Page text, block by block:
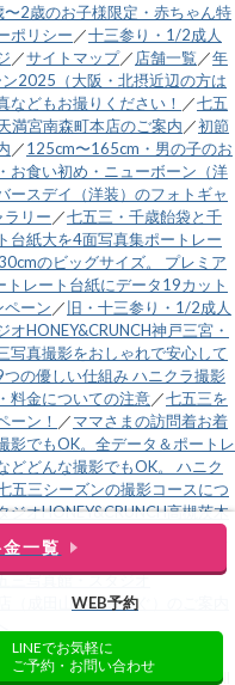
一覧
WEB予約
LINEでお気軽に
ご予約・お問い合わせ
〜2歳のお子様限定・赤ちゃん特
ポリシー ／十三参り・1/2成人
／サイトマップ／ 店舗一覧 ／年
2025（大阪・北摂近辺の方は
などもお撮りください！ ／七五
満宮南森町本店のご案内 ／初節
／125cm〜165cm・男の子のお
お食い初め・ニューボーン（洋
ースデイ（洋装）のフォトギャ
リー ／七五三・千歳飴袋と千
台紙大を4面写真集ポートレー
のビッグサイズ。 プレミア
トレート台紙にデータ19カット
ーン ／旧・十三参り・1/2成人
HONEY&CRUNCH神戸三宮・
写真撮影をおしゃれで安心して
つの優しい仕組み ハニクラ撮影
料金についての注意／七五三を
ーン！ ／ママさまの訪問着お着
影でもOK。全データ＆ポートレ
どどんな撮影でもOK。 ハニク
五三シーズンの撮影コースにつ
オHONEY&CRUNCH高槻茨木
直近土日祝の
の葉模様の、鬼のようにカッコ
三写真館・スタジオ
（成田山不動尊すぐ）のご案内
【ハニーアンドクランチ】. all